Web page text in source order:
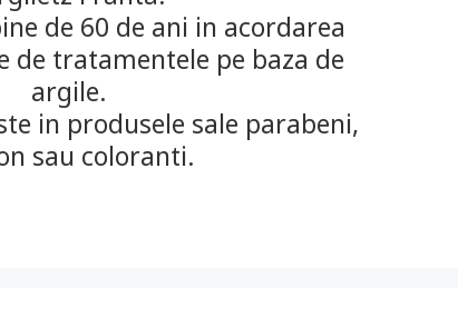
de 60 de ani in acordarea
de tratamentele pe baza de
argile.
in produsele sale parabeni,
sau coloranti.